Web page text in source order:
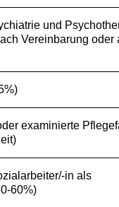
und
Vereinbarung oder
examinierte
in als
60%)